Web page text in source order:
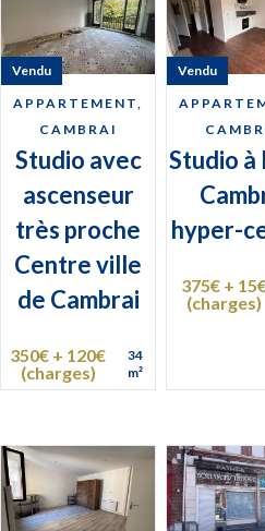
APPARTEMENT,
CAMBRAI
Studio avec
ascenseur
très proche
Centre ville
de Cambrai
350€ + 120€
(charges)
34
m²
Vendu
Studio à
hyper-
375€ +
(charges)
Vendu